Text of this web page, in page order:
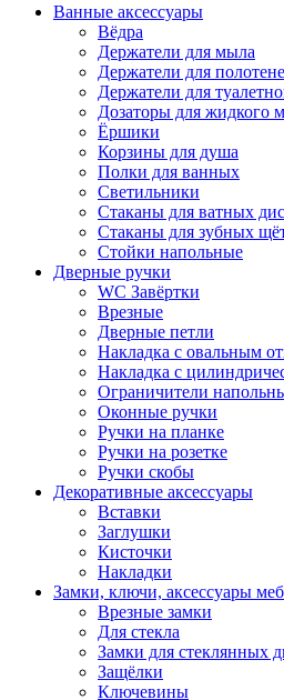
Ванные аксессуары
Вёдра
Держатели для мыла
Держатели для
Держатели для
Дозаторы для жидкого
Ёршики
Корзины для душа
Полки для ванных
Светильники
Стаканы для ватных
Стаканы для зубных
Стойки напольные
Дверные ручки
WC Завёртки
Врезные
Дверные петли
Накладка с овальным
Накладка с
Ограничители
Оконные ручки
Ручки на планке
Ручки на розетке
Ручки скобы
Декоративные аксессуары
Вставки
Заглушки
Кисточки
Накладки
Замки, ключи, аксессуары
Врезные замки
Для стекла
Замки для стеклянных
Защёлки
Ключевины